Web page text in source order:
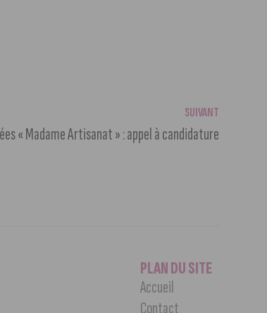
SUIVANT
« Madame Artisanat » : appel à candidature
PLAN DU SITE
Accueil
Contact